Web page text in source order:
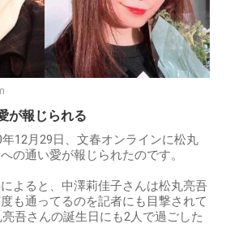
が報じられる
12月29日、文春オンラインに松丸
の通い愛が報じられたのです。
よると、中澤莉佳子さんは松丸亮吾
も通ってるのを記者にも目撃されて
吾さんの誕生日にも2人で過ごした